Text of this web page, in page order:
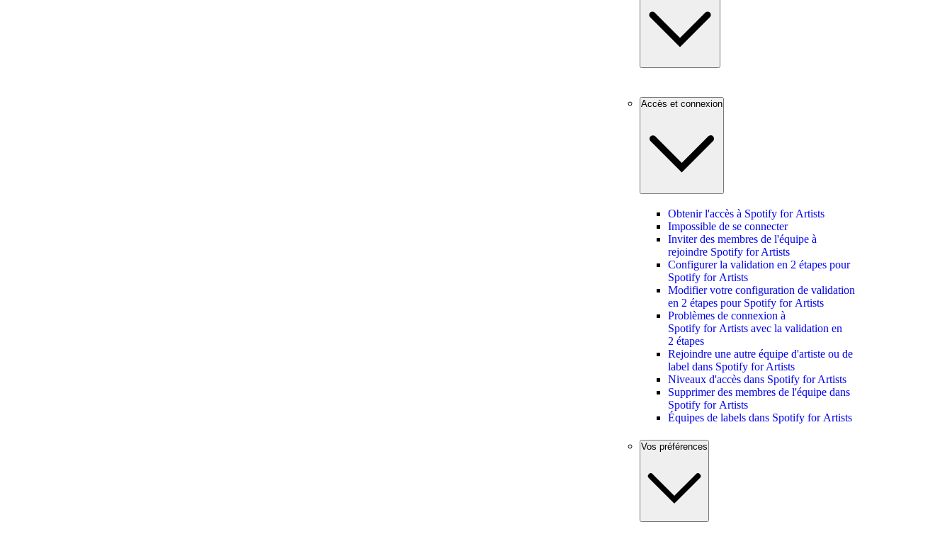
Accès et connexion
Obtenir l'accès à Spotify for Artists
Impossible de se connecter
Inviter des membres de l'équipe à
rejoindre Spotify for Artists
Configurer la validation en 2 étapes pour
Spotify for Artists
Modifier votre configuration de validation
en 2 étapes pour Spotify for Artists
Problèmes de connexion à
Spotify for Artists avec la validation en
2 étapes
Rejoindre une autre équipe d'artiste ou de
label dans Spotify for Artists
Niveaux d'accès dans Spotify for Artists
Supprimer des membres de l'équipe dans
Spotify for Artists
Équipes de labels dans Spotify for Artists
Vos préférences